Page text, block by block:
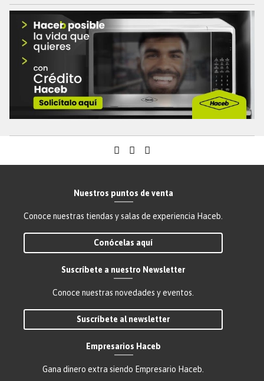
clientes, proveedores, personas externas y demás grupos de
interés, pueden reportar de manera anónima si así lo desean,
situaciones y comportamientos que vayan en contra de los
principios y valores de Haceb, este canal nos ayuda a soportar la
cultura ética de la organización y se ciñe a las buenas prácticas de
gobierno corporativo.
018000-51-69-39
Formulario web
https://reporte.lineatransparencia.co/haceb
Correo electrónico:Lineadeintegridad@haceb.com
Nuestros puntos de venta
Conoce nuestras tiendas y salas de experiencia Haceb.
Conócelas aquí
Suscríbete a nuestro Newsletter
Conoce nuestras novedades y eventos.
Suscríbete al newsletter
Empresarios Haceb
Gana dinero extra siendo Empresario Haceb.